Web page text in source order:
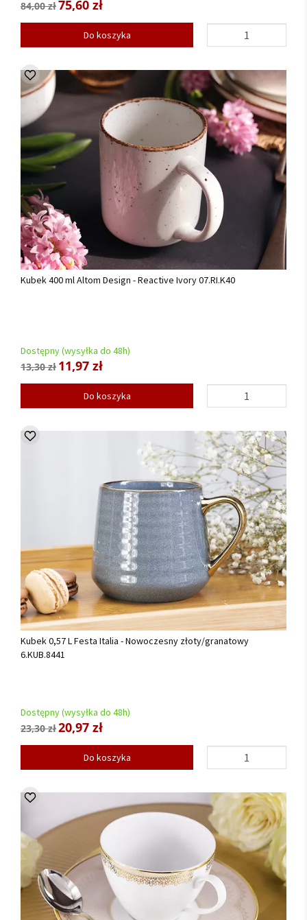
84,00 zł75,60 zł
Do koszyka
Kubek 400 ml Altom Design - Reactive Ivory 07.RI.K40
Dostępny (wysyłka do 48h)
13,30 zł 11,97 zł
Do koszyka
Kubek 0,57 L Festa Italia - Nowoczesny złoty/granatowy
6.KUB.8441
Dostępny (wysyłka do 48h)
23,30 zł20,97 zł
Do koszyka